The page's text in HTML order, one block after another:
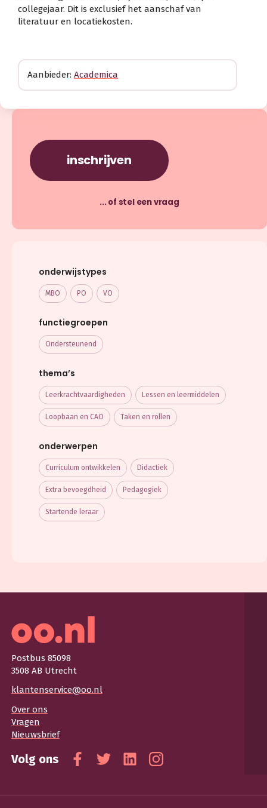
collegejaar. Dit is exclusief het aanschaf van
literatuur en locatiekosten.
Aanbieder: Academica
inschrijven
... of stel een vraag
onderwijstypes
MBO PO VO
functiegroepen
Ondersteunend
thema’s
Leerkracht­vaardigheden Lessen en leermiddelen
Loopbaan en CAO Taken en rollen
onderwerpen
Curriculum ontwikkelen Didactiek
Extra bevoegdheid Pedagogiek
Startende leraar
Postbus 85098
3508 AB Utrecht
klantenservice@oo.nl
Over ons
Vragen
Nieuwsbrief
Volg ons
Facebook
TwitterLinkedinInstagram